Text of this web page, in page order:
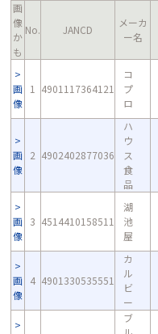
画
像
か
も
No. JANCD
メーカ
ー名
画
像
1 4901117364121
コ
プ
ロ
画
像
2 4902402877036
ハ
ウ
ス
食
品
画
像
3 4514410158511
湖
池
屋
画
像
4 4901330535551
カ
ル
ビ
ー
ブ